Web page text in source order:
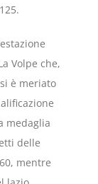
Volpe che,
è meriato
medaglia
delle
mentre